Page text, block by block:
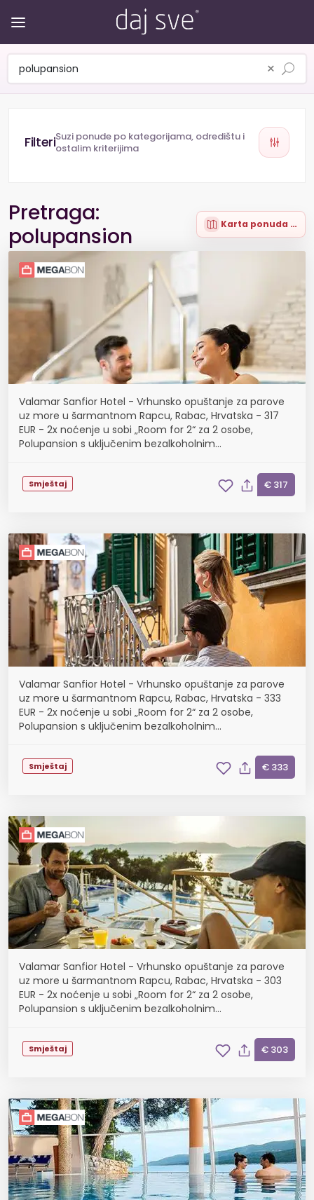
×
Suzi ponude po kategorijama, odredištu i
ostalim kriterijima
Pretraga:
polupansion
Karta ponuda (99)
Valamar Sanfior Hotel - Vrhunsko opuštanje za parove
uz more u šarmantnom Rapcu, Rabac, Hrvatska - 317
EUR - 2x noćenje u sobi „Room for 2“ za 2 osobe,
Polupansion s uključenim bezalkoholnim
Smještaj € 317
Valamar Sanfior Hotel - Vrhunsko opuštanje za parove
uz more u šarmantnom Rapcu, Rabac, Hrvatska - 333
EUR - 2x noćenje u sobi „Room for 2“ za 2 osobe,
Polupansion s uključenim bezalkoholnim
Smještaj € 333
Valamar Sanfior Hotel - Vrhunsko opuštanje za parove
uz more u šarmantnom Rapcu, Rabac, Hrvatska - 303
EUR - 2x noćenje u sobi „Room for 2“ za 2 osobe,
Polupansion s uključenim bezalkoholnim
Smještaj € 303